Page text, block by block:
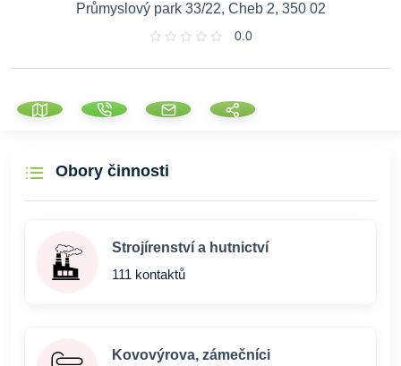
Průmyslový park 33/22, Cheb 2, 350 02
0.0
Obory činnosti
Strojírenství a hutnictví
111 kontaktů
Kovovýrova, zámečníci